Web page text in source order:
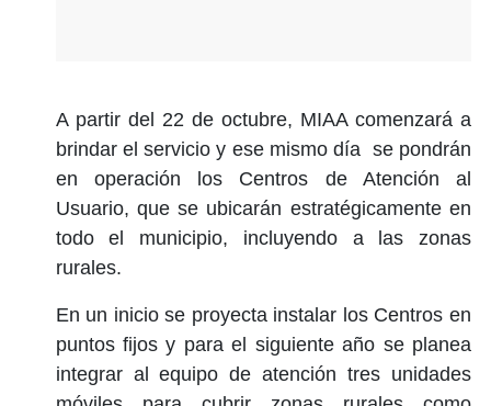
A partir del 22 de octubre, MIAA comenzará a
brindar el servicio y ese mismo día se pondrán
en operación los Centros de Atención al
Usuario, que se ubicarán estratégicamente en
todo el municipio, incluyendo a las zonas
rurales.
En un inicio se proyecta instalar los Centros en
puntos fijos y para el siguiente año se planea
integrar al equipo de atención tres unidades